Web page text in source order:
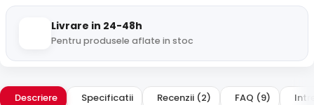
Livrare in 24-48h
Pentru produsele aflate in stoc
Descriere Specificatii Recenzii (2) FAQ (9)